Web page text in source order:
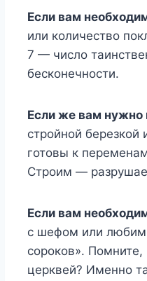
Если вам
или количество
7 — число
бесконечности.
Если же вам нужно
стройной березкой
готовы к
Строим —
Если вам
с шефом или
сороков».
церквей? Именно